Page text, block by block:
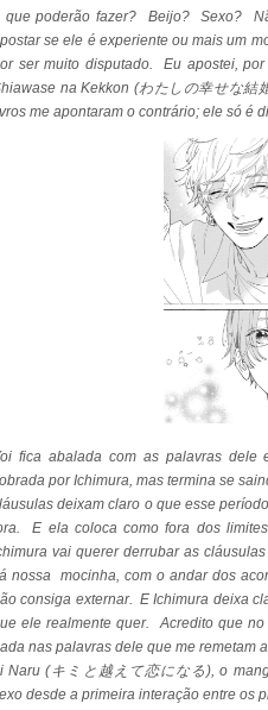
que poderão fazer? Beijo? Sexo?
se ele é experiente ou mais um
ser muito disputado. Eu apostei,
na Kekkon (わたしの幸せな結
me apontaram o contrário; ele só é
fica abalada com as palavras dele
por Ichimura, mas termina se
deixam claro o que esse
E ela coloca como fora dos
vai querer derrubar as
nossa mocinha, com o andar dos
consiga externar. E Ichimura deixa
ele realmente quer. Acredito que
nas palavras dele que me remetam
Naru(キミと越えて恋になる), o
desde a primeira interação entre os